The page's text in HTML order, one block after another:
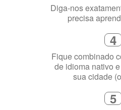
3
Diga-nos
precisa
4
Fique combinado
de idioma nativo
sua cidade